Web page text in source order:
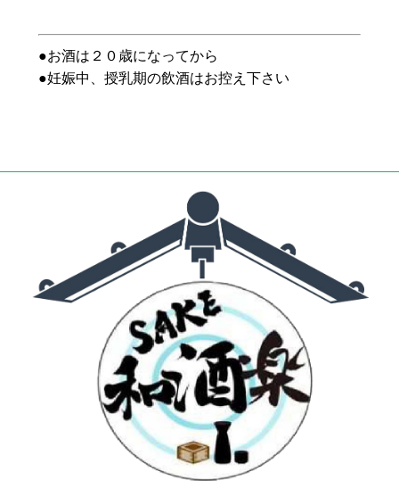
●お酒は２０歳になってから
●妊娠中、授乳期の飲酒はお控え下さい